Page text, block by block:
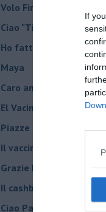
If
Volo Firenze-
Ciao "Titostagno", sei
Ho fatto la terza
Maya
Caro amico politico
El Vacinado
Piazze piene, piscine
​Il vaccino contro il
Grazie Pablito
Il cashback ha fatto
Ciao Patrizio